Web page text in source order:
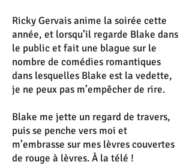
Ricky Gervais anime la soirée cette
année, et lorsqu’il regarde Blake dans
le public et fait une blague sur le
nombre de comédies romantiques
dans lesquelles Blake est la vedette,
je ne peux pas m’empêcher de rire.
Blake me jette un regard de travers,
puis se penche vers moi et
m’embrasse sur mes lèvres couvertes
de rouge à lèvres. À la télé !